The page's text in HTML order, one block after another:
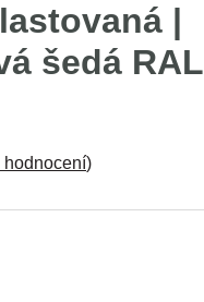
|
šedá RAL
hodnocení)